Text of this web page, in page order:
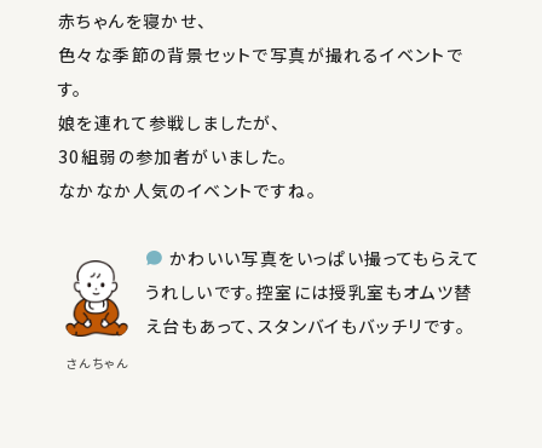
赤ちゃんを寝かせ、
色々な季節の背景セットで写真が撮れるイベントで
す。
娘を連れて参戦しましたが、
30組弱の参加者がいました。
なかなか人気のイベントですね。
さんちゃん
かわいい写真をいっぱい撮ってもらえて
うれしいです。控室には授乳室もオムツ替
え台もあって、スタンバイもバッチリです。